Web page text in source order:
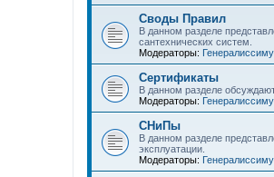
Своды Правил
В данном разделе
сантехнических систем.
Модераторы:
Сертификаты
В данном разделе
Модераторы:
СНиПы
В данном разделе
эксплуатации.
Модераторы: